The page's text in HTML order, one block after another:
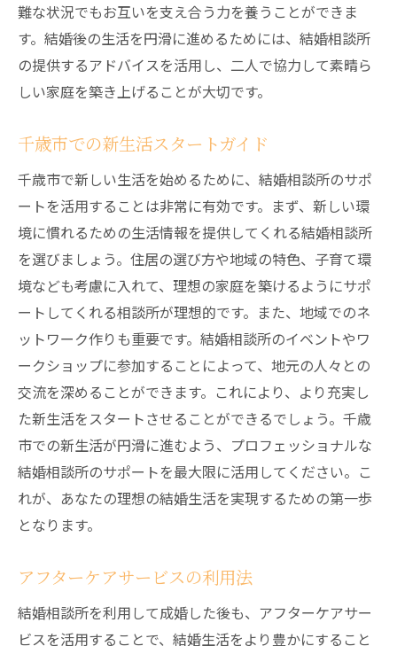
難な状況でもお互いを支え合う力を養うことができま
す。結婚後の生活を円滑に進めるためには、結婚相談所
の提供するアドバイスを活用し、二人で協力して素晴ら
しい家庭を築き上げることが大切です。
千歳市での新生活スタートガイド
千歳市で新しい生活を始めるために、結婚相談所のサポ
ートを活用することは非常に有効です。まず、新しい環
境に慣れるための生活情報を提供してくれる結婚相談所
を選びましょう。住居の選び方や地域の特色、子育て環
境なども考慮に入れて、理想の家庭を築けるようにサポ
ートしてくれる相談所が理想的です。また、地域でのネ
ットワーク作りも重要です。結婚相談所のイベントやワ
ークショップに参加することによって、地元の人々との
交流を深めることができます。これにより、より充実し
た新生活をスタートさせることができるでしょう。千歳
市での新生活が円滑に進むよう、プロフェッショナルな
結婚相談所のサポートを最大限に活用してください。こ
れが、あなたの理想の結婚生活を実現するための第一歩
となります。
アフターケアサービスの利用法
結婚相談所を利用して成婚した後も、アフターケアサー
ビスを活用することで、結婚生活をより豊かにすること